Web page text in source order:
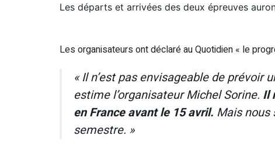
Les départs et arrivées des deux épreuves
Les organisateurs ont déclaré au Quotidien « le
« Il n’est pas envisageable de prévoir
estime l’organisateur Michel Sorine. Il
en France avant le 15 avril. Mais nous
semestre. »